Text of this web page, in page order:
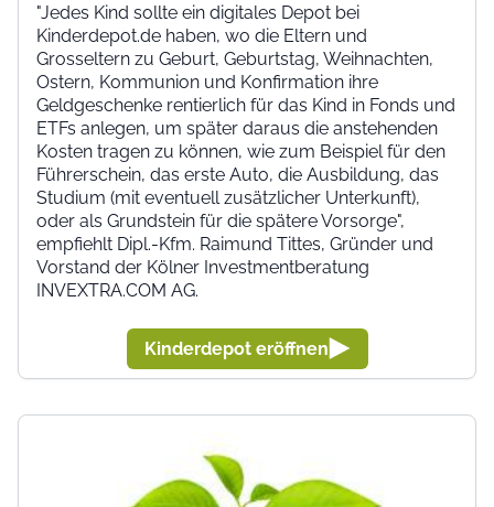
"Jedes Kind sollte ein digitales Depot bei
Kinderdepot.de haben, wo die Eltern und
Grosseltern zu Geburt, Geburtstag, Weihnachten,
Ostern, Kommunion und Konfirmation ihre
Geldgeschenke rentierlich für das Kind in Fonds und
ETFs anlegen, um später daraus die anstehenden
Kosten tragen zu können, wie zum Beispiel für den
Führerschein, das erste Auto, die Ausbildung, das
Studium (mit eventuell zusätzlicher Unterkunft),
oder als Grundstein für die spätere Vorsorge",
empfiehlt Dipl.-Kfm. Raimund Tittes, Gründer und
Vorstand der Kölner Investmentberatung
INVEXTRA.COM AG.
Kinderdepot eröffnen